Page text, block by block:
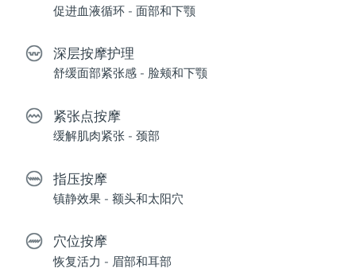
促进血液循环 - 面部和下颚
深层按摩护理
舒缓面部紧张感 - 脸颊和下颚
紧张点按摩
缓解肌肉紧张 - 颈部
指压按摩
镇静效果 - 额头和太阳穴
穴位按摩
恢复活力 - 眉部和耳部